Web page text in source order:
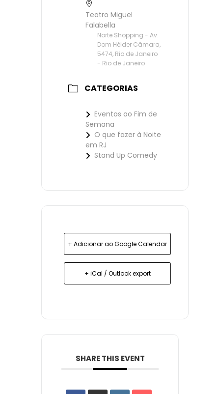
Teatro Miguel
Falabella
Norte Shopping - Av.
Dom Hélder Câmara,
5474, Rio de Janeiro
- Rio de Janeiro
CATEGORIAS
Eventos ao Fim de
Semana
O que fazer à Noite
em RJ
Stand Up Comedy
+ Adicionar ao Google Calendar
+ iCal / Outlook export
SHARE THIS EVENT